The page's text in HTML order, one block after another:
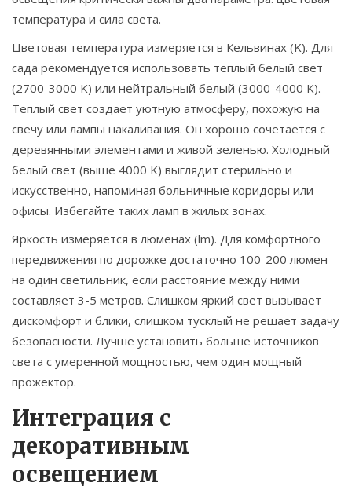
температура и сила света.
Цветовая температура измеряется в Кельвинах (K). Для
сада рекомендуется использовать теплый белый свет
(2700-3000 K) или нейтральный белый (3000-4000 K).
Теплый свет создает уютную атмосферу, похожую на
свечу или лампы накаливания. Он хорошо сочетается с
деревянными элементами и живой зеленью. Холодный
белый свет (выше 4000 K) выглядит стерильно и
искусственно, напоминая больничные коридоры или
офисы. Избегайте таких ламп в жилых зонах.
Яркость измеряется в люменах (lm). Для комфортного
передвижения по дорожке достаточно 100-200 люмен
на один светильник, если расстояние между ними
составляет 3-5 метров. Слишком яркий свет вызывает
дискомфорт и блики, слишком тусклый не решает задачу
безопасности. Лучше установить больше источников
света с умеренной мощностью, чем один мощный
прожектор.
Интеграция с
декоративным
освещением